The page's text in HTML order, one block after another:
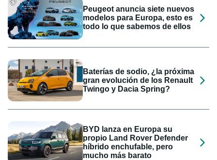
Peugeot anuncia siete nuevos
modelos para Europa, esto es
todo lo que sabemos de ellos
Baterías de sodio, ¿la próxima
gran evolución de los Renault
Twingo y Dacia Spring?
BYD lanza en Europa su
propio Land Rover Defender
híbrido enchufable, pero
mucho más barato